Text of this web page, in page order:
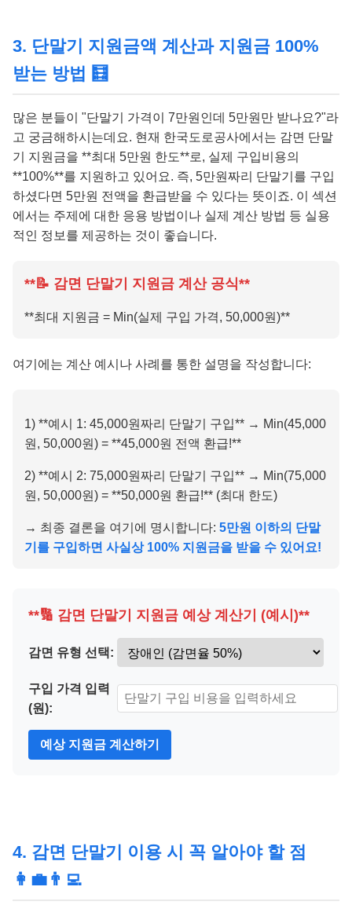
3. 단말기 지원금액 계산과 지원금 100%
받는 방법 🧮
많은 분들이 "단말기 가격이 7만원인데 5만원만 받나요?"라
고 궁금해하시는데요. 현재 한국도로공사에서는 감면 단말
기 지원금을 **최대 5만원 한도**로, 실제 구입비용의
**100%**를 지원하고 있어요. 즉, 5만원짜리 단말기를 구입
하셨다면 5만원 전액을 환급받을 수 있다는 뜻이죠. 이 섹션
에서는 주제에 대한 응용 방법이나 실제 계산 방법 등 실용
적인 정보를 제공하는 것이 좋습니다.
**📝 감면 단말기 지원금 계산 공식**
**최대 지원금 = Min(실제 구입 가격, 50,000원)**
여기에는 계산 예시나 사례를 통한 설명을 작성합니다:
1) **예시 1: 45,000원짜리 단말기 구입** → Min(45,000
원, 50,000원) = **45,000원 전액 환급!**
2) **예시 2: 75,000원짜리 단말기 구입** → Min(75,000
원, 50,000원) = **50,000원 환급!** (최대 한도)
→ 최종 결론을 여기에 명시합니다: 5만원 이하의 단말
기를 구입하면 사실상 100% 지원금을 받을 수 있어요!
**🔢 감면 단말기 지원금 예상 계산기 (예시)**
감면 유형 선택:
구입 가격 입력
(원):
예상 지원금 계산하기
4. 감면 단말기 이용 시 꼭 알아야 할 점
👩‍💼👨‍💻